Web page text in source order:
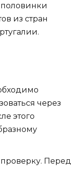
из стран
через
этого
Перед